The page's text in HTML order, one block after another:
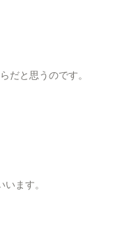
だと思うのです。
ます。